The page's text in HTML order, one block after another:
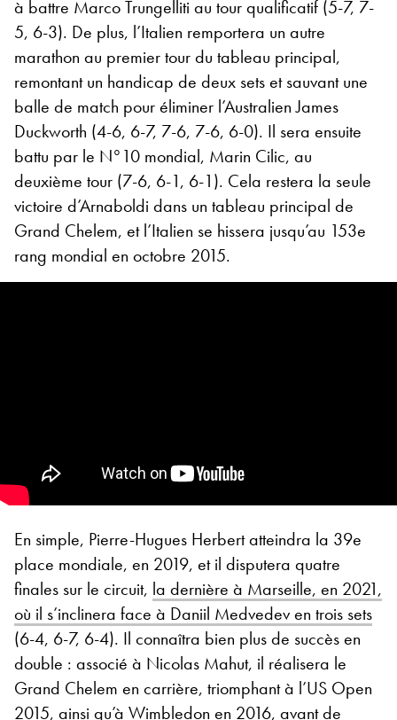
à battre Marco Trungelliti au tour qualificatif (5-7, 7-
5, 6-3). De plus, l’Italien remportera un autre
marathon au premier tour du tableau principal,
remontant un handicap de deux sets et sauvant une
balle de match pour éliminer l’Australien James
Duckworth (4-6, 6-7, 7-6, 7-6, 6-0). Il sera ensuite
battu par le N°10 mondial, Marin Cilic, au
deuxième tour (7-6, 6-1, 6-1). Cela restera la seule
victoire d’Arnaboldi dans un tableau principal de
Grand Chelem, et l’Italien se hissera jusqu’au 153e
rang mondial en octobre 2015.
En simple, Pierre-Hugues Herbert atteindra la 39e
place mondiale, en 2019, et il disputera quatre
finales sur le circuit, la dernière à Marseille, en 2021,
où il s’inclinera face à Daniil Medvedev en trois sets
(6-4, 6-7, 6-4). Il connaîtra bien plus de succès en
double : associé à Nicolas Mahut, il réalisera le
Grand Chelem en carrière, triomphant à l’US Open
2015, ainsi qu’à Wimbledon en 2016, avant de